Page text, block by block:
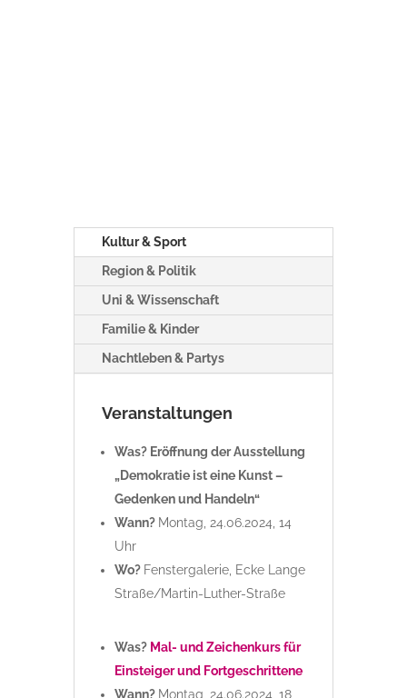
Kultur & Sport
Region & Politik
Uni & Wissenschaft
Familie & Kinder
Nachtleben & Partys
Veranstaltungen
Was? Eröffnung der Ausstellung
„Demokratie ist eine Kunst –
Gedenken und Handeln“
Wann? Montag, 24.06.2024, 14
Uhr
Wo? Fenstergalerie, Ecke Lange
Straße/Martin-Luther-Straße
Was? Mal- und Zeichenkurs für
Einsteiger und Fortgeschrittene
Wann? Montag, 24.06.2024, 18